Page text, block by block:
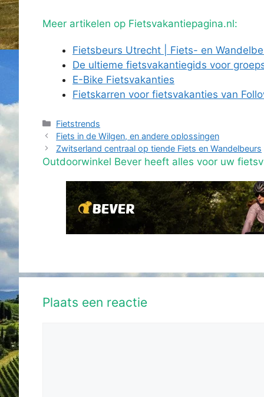
Meer artikelen op Fietsvakantiepagina.nl:
Fietsbeurs Utrecht | Fiets- en
De ultieme fietsvakantiegids voor
E-Bike Fietsvakanties
Fietskarren voor fietsvakanties van
Categorieën
Fietstrends
Fiets in de Wilgen, en andere oplossingen
Zwitserland centraal op tiende Fiets en Wandelbeurs
Outdoorwinkel Bever heeft alles voor uw
Plaats een reactie